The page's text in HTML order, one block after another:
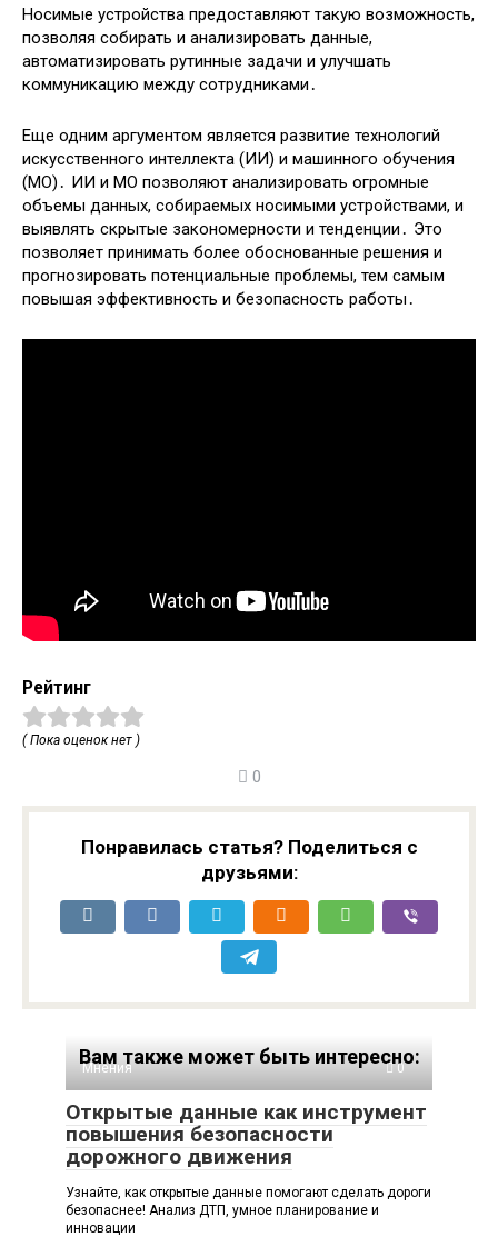
Носимые устройства предоставляют такую возможность,
позволяя собирать и анализировать данные,
автоматизировать рутинные задачи и улучшать
коммуникацию между сотрудниками․
Еще одним аргументом является развитие технологий
искусственного интеллекта (ИИ) и машинного обучения
(МО)․ ИИ и МО позволяют анализировать огромные
объемы данных, собираемых носимыми устройствами, и
выявлять скрытые закономерности и тенденции․ Это
позволяет принимать более обоснованные решения и
прогнозировать потенциальные проблемы, тем самым
повышая эффективность и безопасность работы․
Рейтинг
( Пока оценок нет )
0
Понравилась статья? Поделиться с
друзьями:
Вам также может быть интересно:
Мнения 0
Открытые данные как инструмент
повышения безопасности
дорожного движения
Узнайте, как открытые данные помогают сделать дороги
безопаснее! Анализ ДТП, умное планирование и
инновации